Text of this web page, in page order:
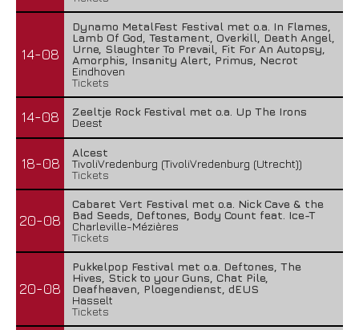
14-08
Dynamo MetalFest Festival met o.a. In Flames,
Lamb Of God, Testament, Overkill, Death Angel,
Urne, Slaughter To Prevail, Fit For An Autopsy,
Amorphis, Insanity Alert, Primus, Necrot
Eindhoven
Tickets
14-08
Zeeltje Rock Festival met o.a. Up The Irons
Deest
18-08
Alcest
TivoliVredenburg (TivoliVredenburg (Utrecht))
Tickets
20-08
Cabaret Vert Festival met o.a. Nick Cave & the
Bad Seeds, Deftones, Body Count feat. Ice-T
Charleville-Mézières
Tickets
20-08
Pukkelpop Festival met o.a. Deftones, The
Hives, Stick to your Guns, Chat Pile,
Deafheaven, Ploegendienst, dEUS
Hasselt
Tickets